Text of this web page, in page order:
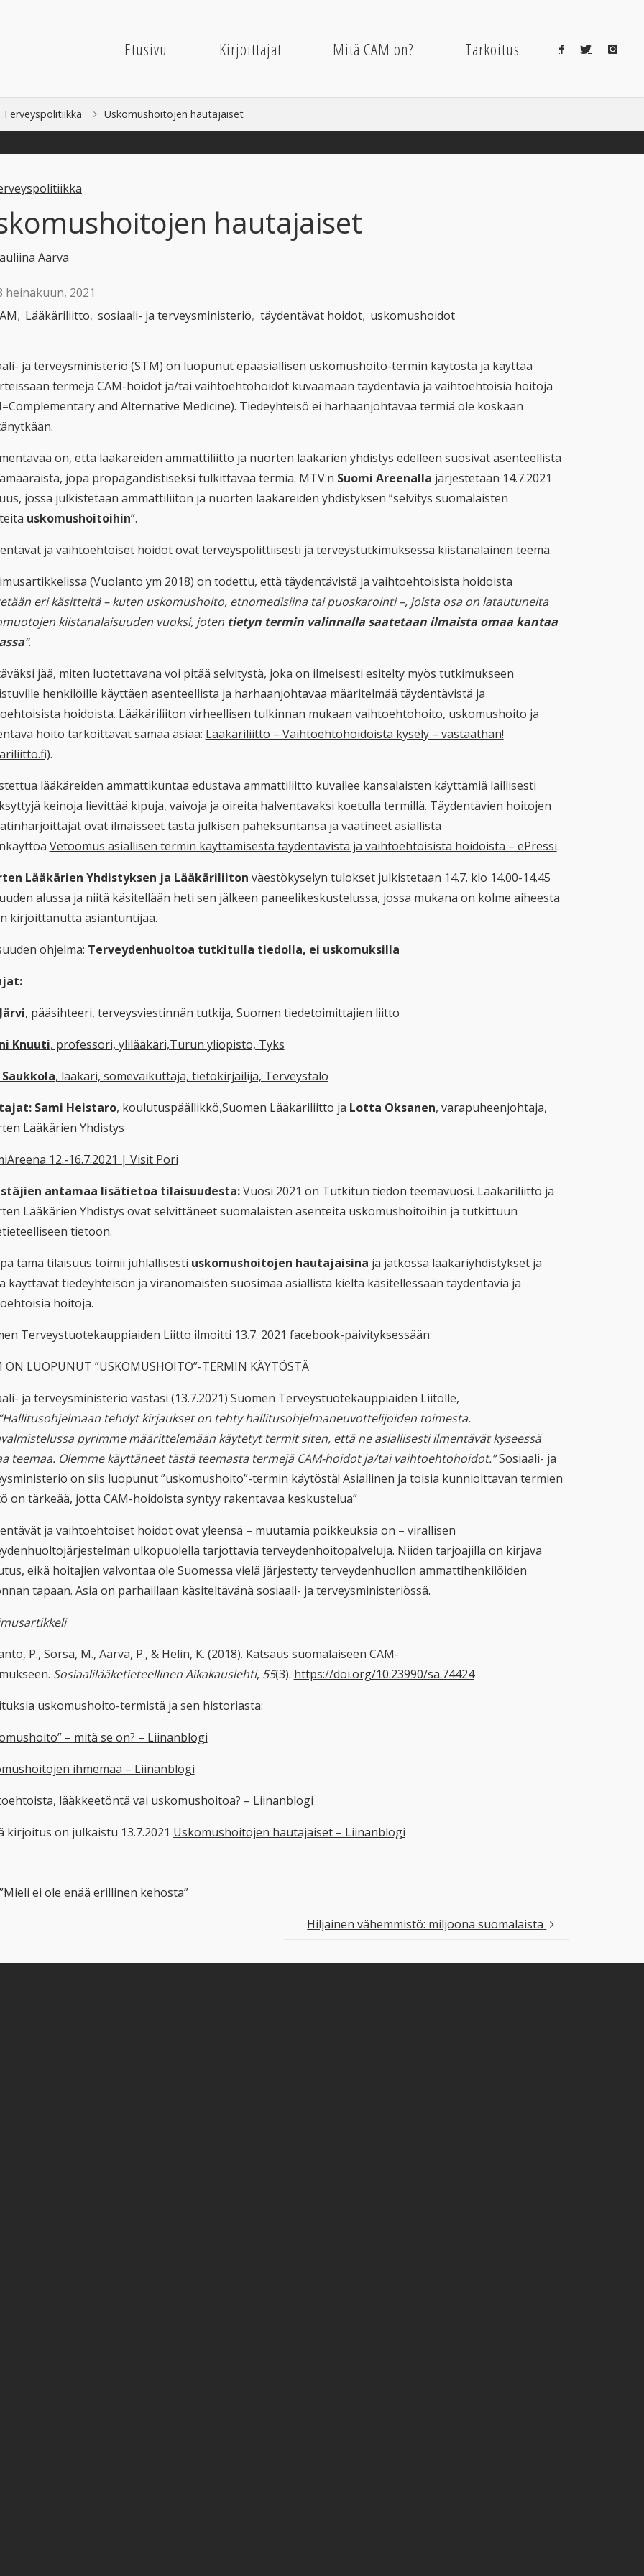
Etusivu Kirjoittajat Mitä CAM on? Tarkoitus
Terveyspolitiikka Uskomushoitojen hautajaiset
hautajaiset
Aarva
heinäkuun, 2021
, Lääkäriliitto, sosiaali- ja terveysministeriö, täydentävät hoidot, uskomushoidot
ja terveysministeriö (STM) on luopunut epäasiallisen uskomushoito-termin käytöstä ja käyttää
termejä CAM-hoidot ja/tai vaihtoehtohoidot kuvaamaan täydentäviä ja vaihtoehtoisia hoitoja
and Alternative Medicine). Tiedeyhteisö ei harhaanjohtavaa termiä ole koskaan
on, että lääkäreiden ammattiliitto ja nuorten lääkärien yhdistys edelleen suosivat asenteellista
jopa propagandistiseksi tulkittavaa termiä. MTV:n Suomi Areenalla järjestetään 14.7.2021
jossa julkistetaan ammattiliiton ja nuorten lääkäreiden yhdistyksen ”selvitys suomalaisten
uskomushoitoihin”.
ja vaihtoehtoiset hoidot ovat terveyspolittiisesti ja terveystutkimuksessa kiistanalainen teema.
(Vuolanto ym 2018) on todettu, että täydentävistä ja vaihtoehtoisista hoidoista
eri käsitteitä – kuten uskomushoito, etnomedisiina tai puoskarointi –, joista osa on latautuneita
kiistanalaisuuden vuoksi, joten tietyn termin valinnalla saatetaan ilmaista omaa kantaa
”.
jää, miten luotettavana voi pitää selvitystä, joka on ilmeisesti esitelty myös tutkimukseen
henkilöille käyttäen asenteellista ja harhaanjohtavaa määritelmää täydentävistä ja
hoidoista. Lääkäriliiton virheellisen tulkinnan mukaan vaihtoehtohoito, uskomushoito ja
hoito tarkoittavat samaa asiaa: Lääkäriliitto – Vaihtoehtohoidoista kysely – vastaathan!
.
lääkäreiden ammattikuntaa edustava ammattiliitto kuvailee kansalaisten käyttämiä laillisesti
keinoja lievittää kipuja, vaivoja ja oireita halventavaksi koetulla termillä. Täydentävien hoitojen
ovat ilmaisseet tästä julkisen paheksuntansa ja vaatineet asiallista
Vetoomus asiallisen termin käyttämisestä täydentävistä ja vaihtoehtoisista hoidoista – ePressi.
Lääkärien Yhdistyksen ja Lääkäriliiton väestökyselyn tulokset julkistetaan 14.7. klo 14.00-14.45
alussa ja niitä käsitellään heti sen jälkeen paneelikeskustelussa, jossa mukana on kolme aiheesta
kirjoittanutta asiantuntijaa.
ohjelma: Terveydenhuoltoa tutkitulla tiedolla, ei uskomuksilla
, pääsihteeri, terveysviestinnän tutkija, Suomen tiedetoimittajien liitto
Knuuti, professori, ylilääkäri,Turun yliopisto, Tyks
, lääkäri, somevaikuttaja, tietokirjailija, Terveystalo
Sami Heistaro, koulutuspäällikkö,Suomen Lääkäriliitto ja Lotta Oksanen, varapuheenjohtaja,
Lääkärien Yhdistys
12.-16.7.2021 | Visit Pori
antamaa lisätietoa tilaisuudesta:Vuosi 2021 on Tutkitun tiedon teemavuosi. Lääkäriliitto ja
Lääkärien Yhdistys ovat selvittäneet suomalaisten asenteita uskomushoitoihin ja tutkittuun
tietoon.
tämä tilaisuus toimii juhlallisesti uskomushoitojen hautajaisina ja jatkossa lääkäriyhdistykset ja
käyttävät tiedeyhteisön ja viranomaisten suosimaa asiallista kieltä käsitellessään täydentäviä ja
hoitoja.
Terveystuotekauppiaiden Liitto ilmoitti 13.7. 2021 facebook-päivityksessään:
ON LUOPUNUT ”USKOMUSHOITO”-TERMIN KÄYTÖSTÄ
ja terveysministeriö vastasi (13.7.2021) Suomen Terveystuotekauppiaiden Liitolle,
tehdyt kirjaukset on tehty hallitusohjelmaneuvottelijoiden toimesta.
pyrimme määrittelemään käytetyt termit siten, että ne asiallisesti ilmentävät kyseessä
teemaa. Olemme käyttäneet tästä teemasta termejä CAM-hoidot ja/tai vaihtoehtohoidot.”Sosiaali- ja
on siis luopunut ”uskomushoito”-termin käytöstä! Asiallinen ja toisia kunnioittavan termien
on tärkeää, jotta CAM-hoidoista syntyy rakentavaa keskustelua”
ja vaihtoehtoiset hoidot ovat yleensä – muutamia poikkeuksia on – virallisen
ulkopuolella tarjottavia terveydenhoitopalveluja. Niiden tarjoajilla on kirjava
eikä hoitajien valvontaa ole Suomessa vielä järjestetty terveydenhuollon ammattihenkilöiden
tapaan. Asia on parhaillaan käsiteltävänä sosiaali- ja terveysministeriössä.
P., Sorsa, M., Aarva, P., & Helin, K. (2018). Katsaus suomalaiseen CAM-
Sosiaalilääketieteellinen Aikakauslehti, 55(3). https://doi.org/10.23990/sa.74424
uskomushoito-termistä ja sen historiasta:
– mitä se on? – Liinanblogi
ihmemaa – Liinanblogi
lääkkeetöntä vai uskomushoitoa? – Liinanblogi
kirjoitus on julkaistu 13.7.2021 Uskomushoitojen hautajaiset – Liinanblogi
ei ole enää erillinen kehosta”
Hiljainen vähemmistö: miljoona suomalaista